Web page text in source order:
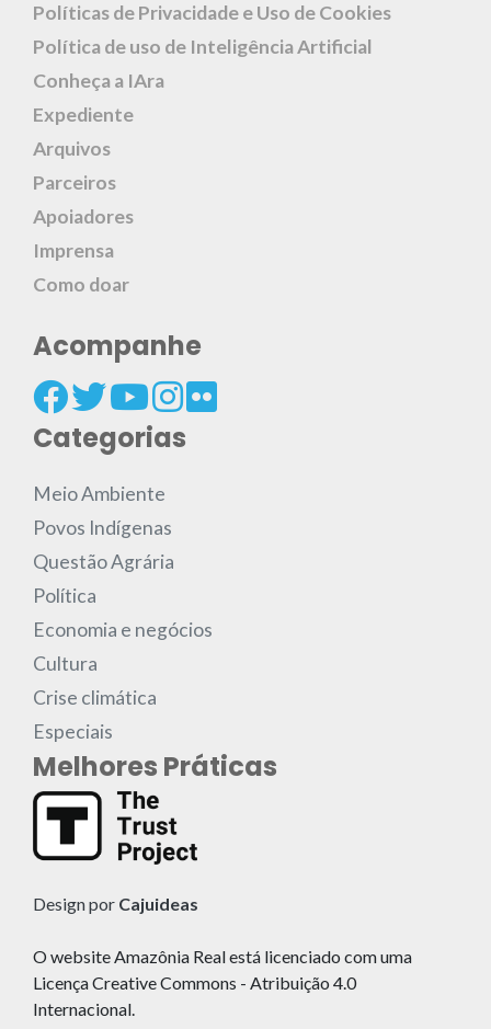
Políticas de Privacidade e Uso de Cookies
Política de uso de Inteligência Artificial
Conheça a IAra
Expediente
Arquivos
Parceiros
Apoiadores
Imprensa
Como doar
Acompanhe
Categorias
Meio Ambiente
Povos Indígenas
Questão Agrária
Política
Economia e negócios
Cultura
Crise climática
Especiais
Melhores Práticas
Design por Cajuideas
O website Amazônia Real está licenciado com uma
Licença Creative Commons - Atribuição 4.0
Internacional.